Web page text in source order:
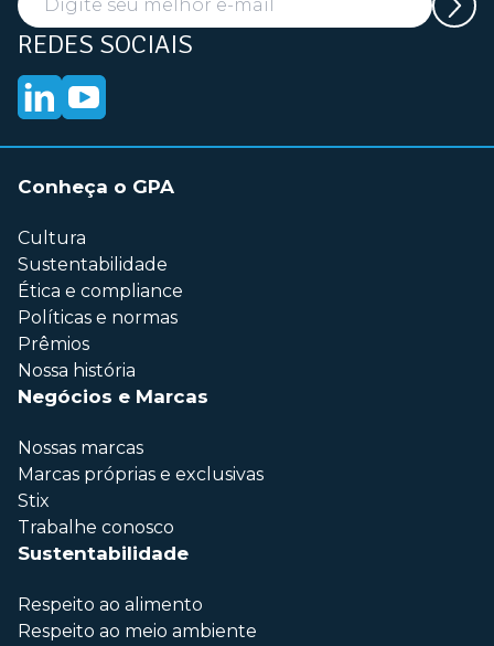
REDES SOCIAIS
Conheça o GPA
Cultura
Sustentabilidade
Ética e compliance
Políticas e normas
Prêmios
Nossa história
Negócios e Marcas
Nossas marcas
Marcas próprias e exclusivas
Stix
Trabalhe conosco
Sustentabilidade
Respeito ao alimento
Respeito ao meio ambiente